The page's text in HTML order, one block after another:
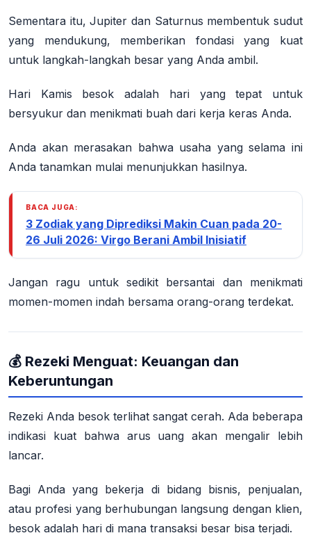
Sementara itu, Jupiter dan Saturnus membentuk sudut
yang mendukung, memberikan fondasi yang kuat
untuk langkah-langkah besar yang Anda ambil.
Hari Kamis besok adalah hari yang tepat untuk
bersyukur dan menikmati buah dari kerja keras Anda.
Anda akan merasakan bahwa usaha yang selama ini
Anda tanamkan mulai menunjukkan hasilnya.
BACA JUGA:
3 Zodiak yang Diprediksi Makin Cuan pada 20-
26 Juli 2026: Virgo Berani Ambil Inisiatif
Jangan ragu untuk sedikit bersantai dan menikmati
momen-momen indah bersama orang-orang terdekat.
💰 Rezeki Menguat: Keuangan dan
Keberuntungan
Rezeki Anda besok terlihat sangat cerah. Ada beberapa
indikasi kuat bahwa arus uang akan mengalir lebih
lancar.
Bagi Anda yang bekerja di bidang bisnis, penjualan,
atau profesi yang berhubungan langsung dengan klien,
besok adalah hari di mana transaksi besar bisa terjadi.